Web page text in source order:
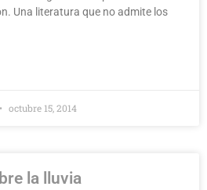
Una literatura que no admite los
octubre 15, 2014
la lluvia